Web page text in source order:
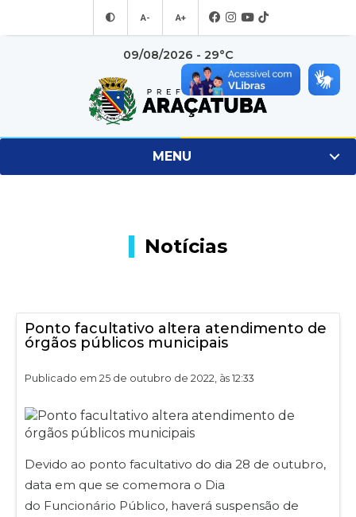
A- A+
09/08/2026 - 29°C
MENU
Notícias
Ponto facultativo altera atendimento de
órgãos públicos municipais
Publicado em 25 de outubro de 2022, às 12:33
Devido ao ponto facultativo do dia 28 de outubro,
data em que se comemora o Dia
do Funcionário Público, haverá suspensão de